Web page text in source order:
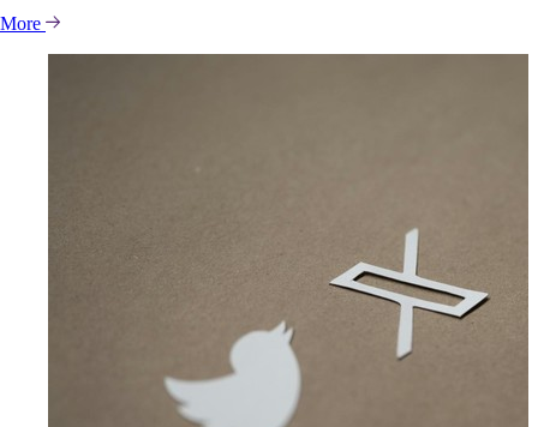
More